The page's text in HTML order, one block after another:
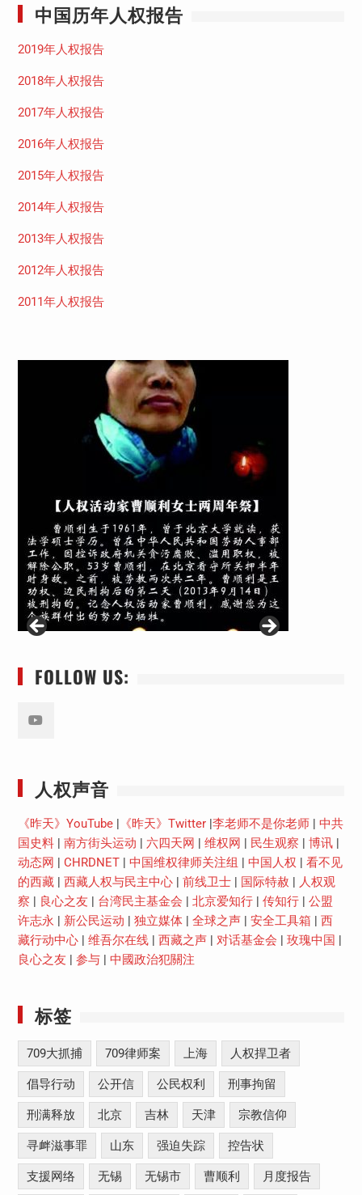
中国历年人权报告
2019年人权报告
2018年人权报告
2017年人权报告
2016年人权报告
2015年人权报告
2014年人权报告
2013年人权报告
2012年人权报告
2011年人权报告
FOLLOW US:
人权声音
《昨天》YouTube| 《昨天》Twitter| 李老师不是你老师| 中共
国史料| 南方街头运动 六四天网 维权网 民生观察 博讯|
动态网
CHRDNET| 中国维权律师关注组 中国人权
看不见
的西藏| 西藏人权与民主中心| 前线卫士| 国际特赦
人权观
察
良心之友 台湾民主基金会 北京爱知行| 传知行| 公盟
许志永
新公民运动 独立媒体| 全球之声| 安全工具箱
西
藏行动中心| 维吾尔在线| 西藏之声| 对话基金会 玫瑰中国
良心之友
参与| 中國政治犯關注
标签
709大抓捕 709律师案 上海 人权捍卫者
倡导行动 公开信 公民权利 刑事拘留
刑满释放 北京 吉林 天津 宗教信仰
寻衅滋事罪 山东 强迫失踪 控告状
支援网络 无锡 无锡市 曹顺利 月度报告